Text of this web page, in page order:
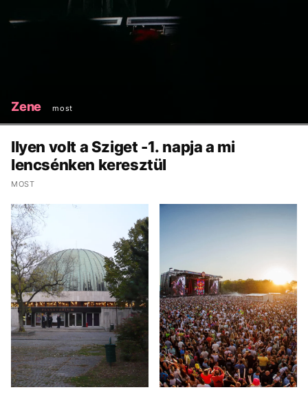
Zene most
Ilyen volt a Sziget -1. napja a mi
lencsénken keresztül
MOST